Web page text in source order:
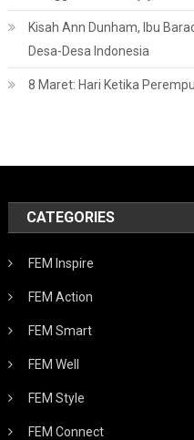
Kisah Ann Dunham, Ibu
Desa-Desa Indonesia
8 Maret: Hari Ketika
CATEGORIES
FEM Inspire
FEM Action
FEM Smart
FEM Well
FEM Style
FEM Connect